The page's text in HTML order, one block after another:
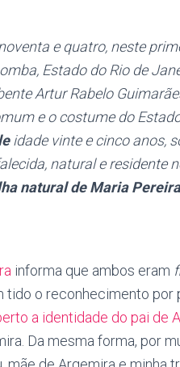
e quatro, neste
Estado do Rio de
Artur Rabelo
e o costume do
idade vinte e cinco anos,
natural e residente
natural de Maria
informa que ambos eram
tido o reconhecimento por
a identidade do pai de
Da mesma forma, por